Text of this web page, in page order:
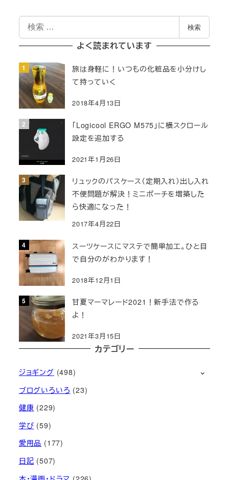
の
ペ
ー
ジ
送
り
索
検索
よく読まれています
旅は身軽に！いつもの化粧品を小分けし
て持っていく
2018年4月13日
「Logicool ERGO M575」に横スクロール
設定を追加する
2021年1月26日
リュックのパスケース（定期入れ）出し入れ
不便問題が解決！ミニポーチを増築した
ら快適になった！
2017年4月22日
スーツケースにマステで簡単加工。ひと目
で自分のがわかります！
2018年12月1日
甘夏マーマレード2021！新手法で作る
よ！
2021年3月15日
カテゴリー
ジョギング (498)
ブログいろいろ (23)
健康 (229)
学び (59)
愛用品 (177)
日記 (507)